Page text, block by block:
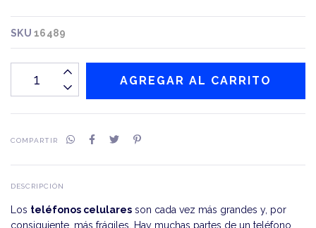
SKU16489
COMPARTIR
DESCRIPCIÓN
Los teléfonos celulares son cada vez más grandes y, por
consiguiente, más frágiles. Hay muchas partes de un teléfono